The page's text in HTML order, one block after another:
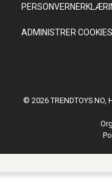
ADMINISTRER COOKIES
© 2026 TRENDTOYS